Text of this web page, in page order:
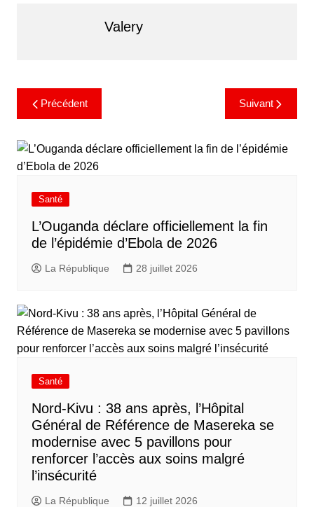
Valery
Précédent Suivant
Santé
L’Ouganda déclare officiellement la fin
de l’épidémie d’Ebola de 2026
La République 28 juillet 2026
Santé
Nord-Kivu : 38 ans après, l’Hôpital
Général de Référence de Masereka se
modernise avec 5 pavillons pour
renforcer l’accès aux soins malgré
l’insécurité
La République 12 juillet 2026